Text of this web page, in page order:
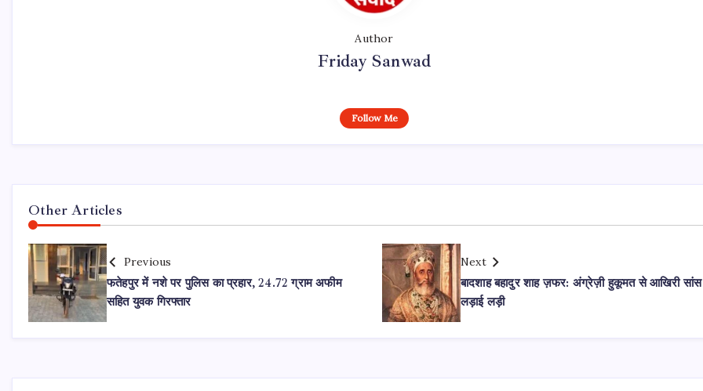
Author
Friday Sanwad
Follow Me
Other Articles
Previous
फतेहपुर में नशे पर पुलिस का प्रहार, 24.72 ग्राम अफीम
सहित युवक गिरफ्तार
Next
बादशाह बहादुर शाह ज़फर: अंग्रेज़ी हुकूमत से आखिरी
लड़ाई लड़ी